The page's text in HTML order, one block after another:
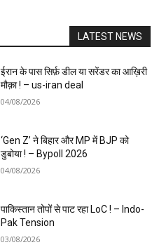
LATEST NEWS
ईरान के पास सिर्फ़ डील या सरेंडर का आख़िरी
मौक़ा ! – us-iran deal
04/08/2026
‘Gen Z’ ने बिहार और MP में BJP को
डुबोया ! – Bypoll 2026
04/08/2026
पाकिस्तान तोपों से पाट रहा LoC ! – Indo-
Pak Tension
03/08/2026